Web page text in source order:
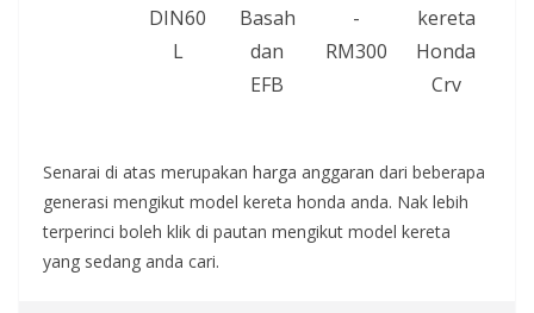
DIN60
L
Basah
dan
EFB
-
RM300
kereta
Honda
Crv
Senarai di atas merupakan harga anggaran dari beberapa
generasi mengikut model kereta honda anda. Nak lebih
terperinci boleh klik di pautan mengikut model kereta
yang sedang anda cari.